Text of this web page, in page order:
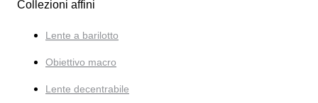
Collezioni affini
Lente a barilotto
Obiettivo macro
Lente decentrabile